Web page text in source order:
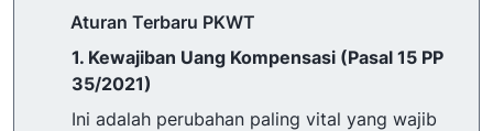
Aturan Terbaru PKWT
1. Kewajiban Uang Kompensasi (Pasal 15 PP
35/2021)
Ini adalah perubahan paling vital yang wajib